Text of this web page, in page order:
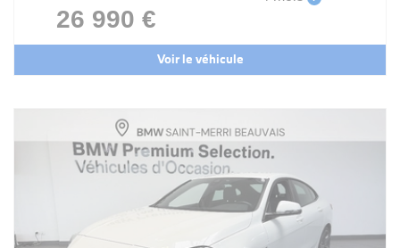
26 990 €
Voir le véhicule